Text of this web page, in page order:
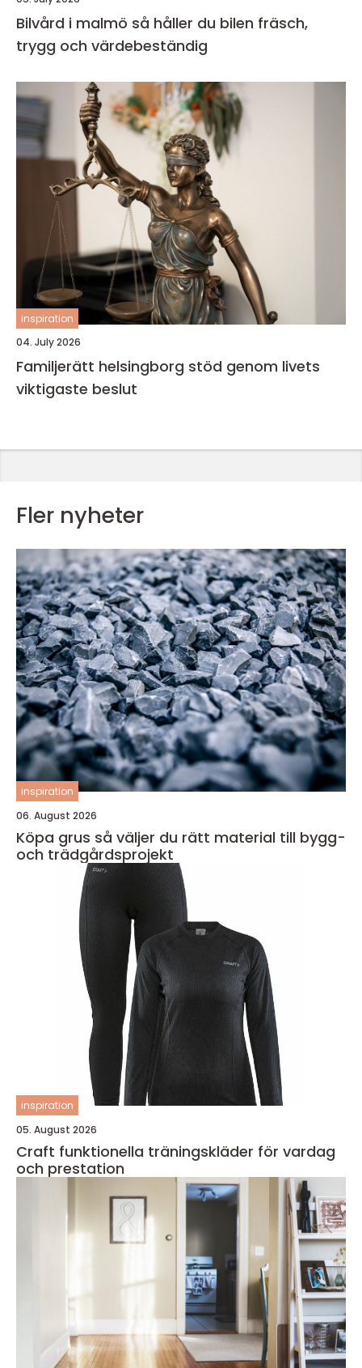
Bilvård i malmö så håller du bilen fräsch,
trygg och värdebeständig
inspiration
04. July 2026
Familjerätt helsingborg stöd genom livets
viktigaste beslut
Fler nyheter
inspiration
06. August 2026
Köpa grus så väljer du rätt material till bygg-
och trädgårdsprojekt
inspiration
05. August 2026
Craft funktionella träningskläder för vardag
och prestation